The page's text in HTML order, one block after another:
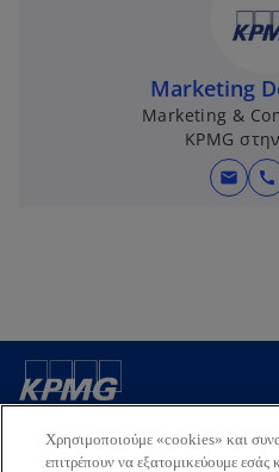
Marketing
Marketing &
KPMG
mail call
Επικοινωνία
Χρησιμοποιούμε «cookies» και
επιτρέπουν να εξατομικεύουμε εσάς